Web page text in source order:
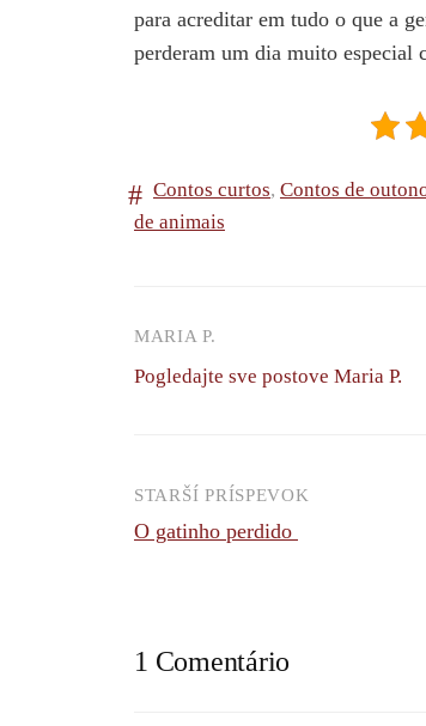
para acreditar em tudo o que a
perderam um dia muito especial
Contos curtos, Contos de
de animais
MARIA P.
Pogledajte sve postove Maria P.
Navigácia
príspevkov
STARŠÍ PRÍSPEVOK
O gatinho perdido
1 Comentário